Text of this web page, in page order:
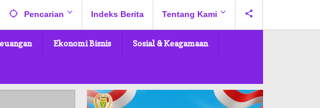
Pencarian Indeks Berita Tentang Kami
Ekonomi Bisnis Sosial & Keagamaan